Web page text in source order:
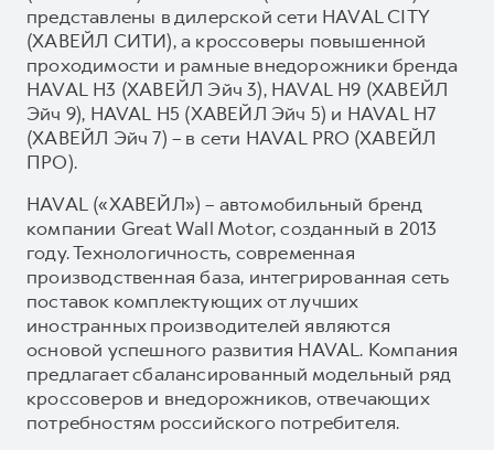
представлены в дилерской сети HAVAL CITY
(ХАВЕЙЛ СИТИ), а кроссоверы повышенной
проходимости и рамные внедорожники бренда
HAVAL H3 (ХАВЕЙЛ Эйч 3), HAVAL H9 (ХАВЕЙЛ
Эйч 9), HAVAL H5 (ХАВЕЙЛ Эйч 5) и HAVAL H7
(ХАВЕЙЛ Эйч 7) – в сети HAVAL PRO (ХАВЕЙЛ
ПРО).
HAVAL («ХАВЕЙЛ») – автомобильный бренд
компании Great Wall Motor, созданный в 2013
году. Технологичность, современная
производственная база, интегрированная сеть
поставок комплектующих от лучших
иностранных производителей являются
основой успешного развития HAVAL. Компания
предлагает сбалансированный модельный ряд
кроссоверов и внедорожников, отвечающих
потребностям российского потребителя.